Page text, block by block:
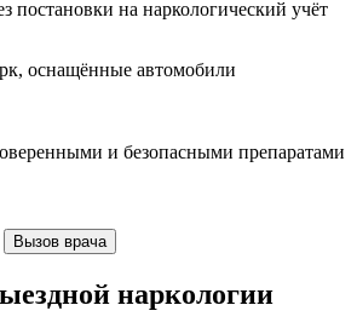
постановки на наркологический учёт
оснащённые автомобили
и безопасными препаратами
Вызов врача
наркологии